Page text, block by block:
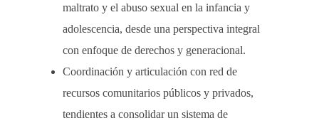
maltrato y el abuso sexual en la infancia y
adolescencia, desde una perspectiva integral
con enfoque de derechos y generacional.
Coordinación y articulación con red de
recursos comunitarios públicos y privados,
tendientes a consolidar un sistema de